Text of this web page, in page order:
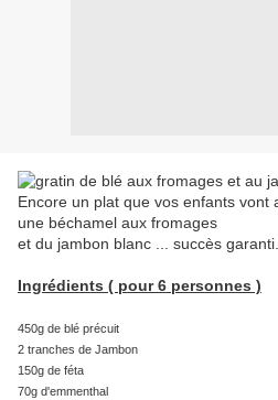
Encore un plat que vos enfants vont
une béchamel aux fromages
et du jambon blanc ... succès garanti.
Ingrédients ( pour 6 personnes )
450g de blé précuit
2 tranches de Jambon
150g de féta
70g d'emmenthal